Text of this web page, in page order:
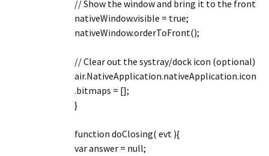
// Show the window and bring it to the front
nativeWindow.visible = true;
nativeWindow.orderToFront();
// Clear out the systray/dock icon (optional)
air.NativeApplication.nativeApplication.icon
.bitmaps = [];
}
function doClosing( evt ){
var answer = null;